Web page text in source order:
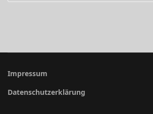
Impressum
Datenschutzerklärung